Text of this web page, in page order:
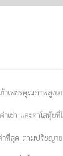
เพชรคุณภาพสูงเ
เช่า และค่าโสหุ้ย
ที่สุด ตามปรัชญาข